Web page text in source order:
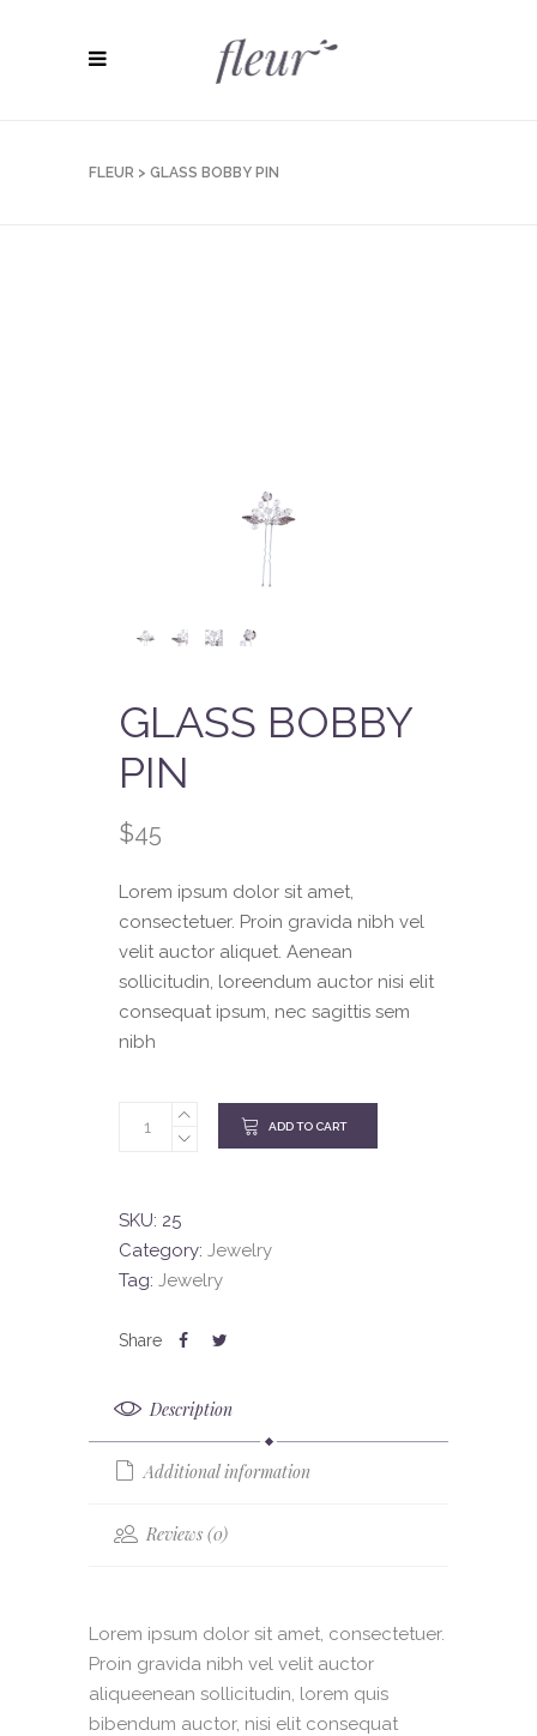
FLEUR > GLASS BOBBY PIN
GLASS BOBBY
PIN
$45
Lorem ipsum dolor sit amet,
consectetuer. Proin gravida nibh vel
velit auctor aliquet. Aenean
sollicitudin, loreendum auctor nisi elit
consequat ipsum, nec sagittis sem
nibh
ADD TO CART
SKU: 25
Category: Jewelry
Tag: Jewelry
Description
Additional information
Reviews (0)
Lorem ipsum dolor sit amet, consectetuer.
Proin gravida nibh vel velit auctor
aliqueenean sollicitudin, lorem quis
bibendum auctor, nisi elit consequat